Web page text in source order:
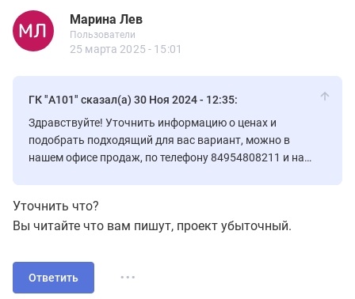
Марина Лев
Марина Лев
Пользователи
Новичок
Пользователи
8 сообщений
25 марта 2025 - 15:01
ГК "А101" сказал(а) 30 Ноя 2024 - 12:35:
Здравствуйте! Уточнить информацию о ценах и
подобрать подходящий для вас вариант, можно в
нашем офисе продаж, по телефону 84954808211 и на
Уточнить что?
Вы читайте что вам пишут, проект убыточный.
Ответить ...